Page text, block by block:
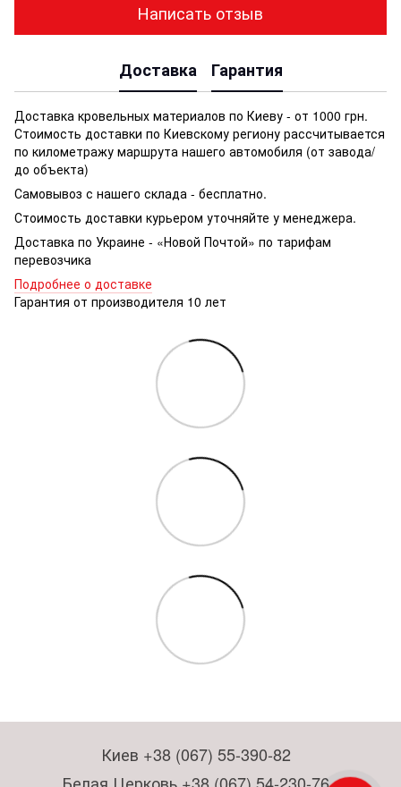
Написать отзыв
Доставка Гарантия
Доставка кровельных материалов по Киеву - от 1000 грн.
Стоимость доставки по Киевскому региону рассчитывается
по километражу маршрута нашего автомобиля (от завода/
до объекта)
Самовывоз с нашего склада - бесплатно.
Стоимость доставки курьером уточняйте у менеджера.
Доставка по Украине - «Новой Почтой» по тарифам
перевозчика
Подробнее о доставке
Гарантия от производителя 10 лет
Киев +38 (067) 55-390-82
Белая Церковь +38 (067) 54-230-76